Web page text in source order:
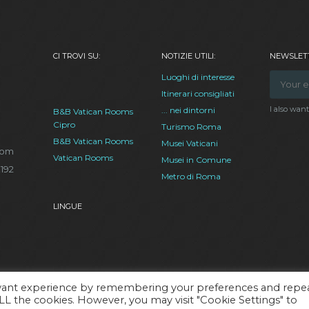
CI TROVI SU:
B&B Vatican Rooms
Cipro
B&B Vatican Rooms
Vatican Rooms
LINGUE
NOTIZIE UTILI:
Luoghi di interesse
Itinerari consigliati
... nei dintorni
Turismo Roma
Musei Vaticani
Musei in Comune
Metro di Roma
I also
Cipro - CIN IT058091B4WWDV8JKX - SCIA Roma Capitale Prot. n. QA/19527
experience by remembering your preferences and
the cookies. However, you may visit "Cookie Settings" to